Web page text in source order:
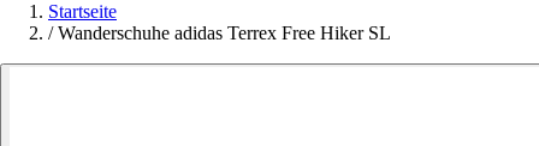
Startseite
/ Wanderschuhe adidas Terrex Free Hiker SL